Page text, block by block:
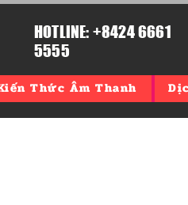
HOTLINE: +8424 6661
5555
Thức Âm Thanh